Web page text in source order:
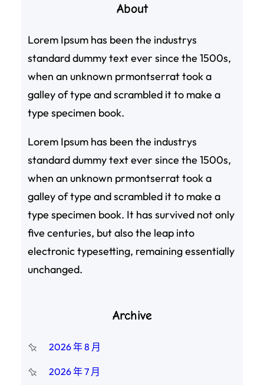
About
Lorem Ipsum has been the industrys
standard dummy text ever since the 1500s,
when an unknown prmontserrat took a
galley of type and scrambled it to make a
type specimen book.
Lorem Ipsum has been the industrys
standard dummy text ever since the 1500s,
when an unknown prmontserrat took a
galley of type and scrambled it to make a
type specimen book. It has survived not only
five centuries, but also the leap into
electronic typesetting, remaining essentially
unchanged.
Archive
2026 年 8 月
2026 年 7 月